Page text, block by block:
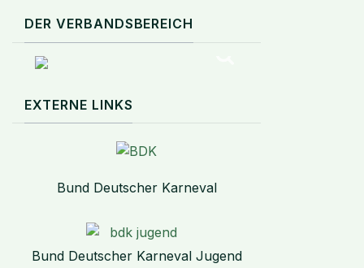
DER VERBANDSBEREICH
EXTERNE LINKS
Bund Deutscher Karneval
Bund Deutscher Karneval Jugend